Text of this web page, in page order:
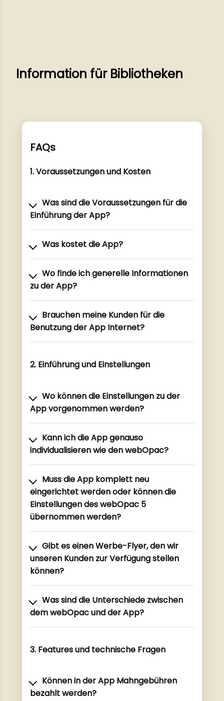
Information für Bibliotheken
FAQs
1. Voraussetzungen und Kosten
Was sind die Voraussetzungen für die
Einführung der App?
Was kostet die App?
Wo finde ich generelle Informationen
zu der App?
Brauchen meine Kunden für die
Benutzung der App Internet?
2. Einführung und Einstellungen
Wo können die Einstellungen zu der
App vorgenommen werden?
Kann ich die App genauso
individualisieren wie den webOpac?
Muss die App komplett neu
eingerichtet werden oder können die
Einstellungen des webOpac 5
übernommen werden?
Gibt es einen Werbe-Flyer, den wir
unseren Kunden zur Verfügung stellen
können?
Was sind die Unterschiede zwischen
dem webOpac und der App?
3. Features und technische Fragen
Können in der App Mahngebühren
bezahlt werden?